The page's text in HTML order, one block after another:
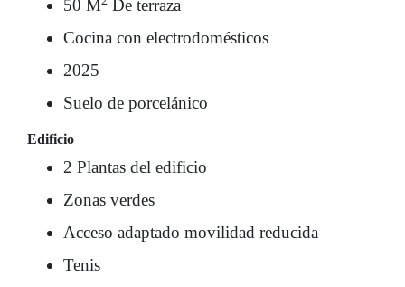
50 M De terraza
Cocina con electrodomésticos
2025
Suelo de porcelánico
Edificio
2 Plantas del edificio
Zonas verdes
Acceso adaptado movilidad reducida
Tenis